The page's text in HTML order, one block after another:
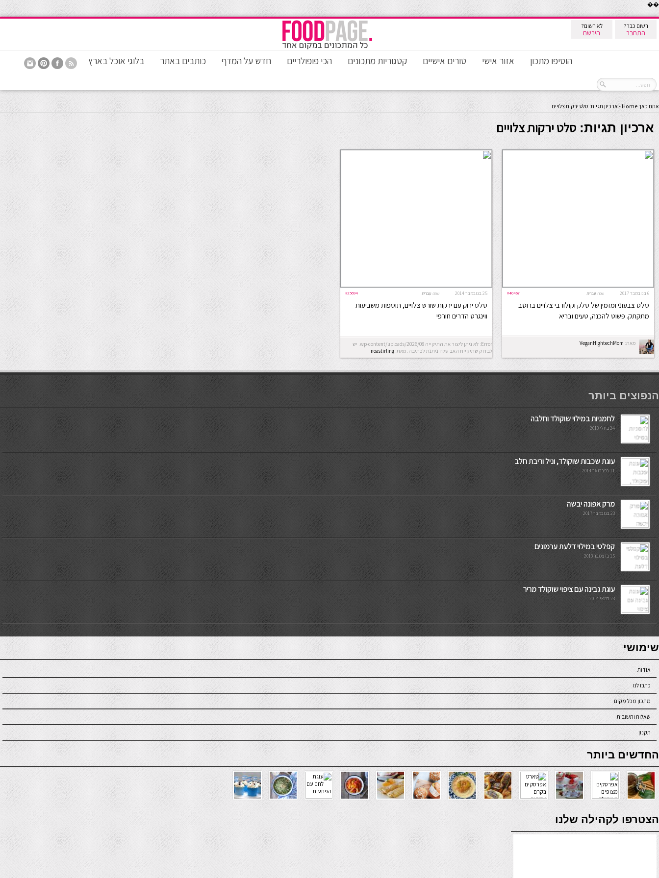
��
רשום כבר?
התחבר
לא רשום?
הירשם
הוסיפו מתכון אזור אישי טורים אישיים קטגוריות מתכונים הכי פופולריים חדש על המדף כותבים באתר בלוגי אוכל בארץ
אתם כאן: Home
-ארכיון תגיות: סלט ירקות צלויים
ארכיון תגיות: סלט ירקות צלויים
6 בנובמבר 2017 #40467 שפה: עברית
סלט צבעוני ומזמין של סלק וקולורבי צלויים ברוטב
מתקתק. פשוט להכנה, טעים ובריא
מאת: VeganHightechMom
25 בנובמבר 2014 #25694 שפה: עברית
סלט ירוק עם ירקות שורש צלויים, תוספות משביעות
ווינגרט הדרים חורפי
Error: לא ניתן ליצור את התיקייה wp-content/uploads/2026/08. יש
לבדוק שתיקיית האב שלה ניתנת לכתיבה. מאת: noastirling
мостбет кг
הנפוצים ביותר
לחמניות במילוי שוקולד וחלבה
24 ביולי 2013
עוגת שכבות שוקולד, וניל וריבת חלב
11 בפברואר 2014
מרק אפונה יבשה
23 בנובמבר 2017
קפלטי במילוי דלעת ערמונים
15 בדצמבר 2013
עוגת גבינה עם ציפוי שוקולד מריר
23 במאי 2014
7slots
seriöse online casinos österreich
שימושי
אודות
כתבו לנו
מתכון מכל מקום
שאלות ותשובות
תקנון
online casino
החדשים ביותר
verde casino
הצטרפו לקהילה שלנו